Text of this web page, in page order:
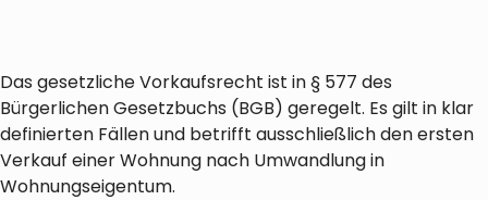
Das gesetzliche Vorkaufsrecht ist in § 577 des
Bürgerlichen Gesetzbuchs (BGB) geregelt. Es gilt in klar
definierten Fällen und betrifft ausschließlich den ersten
Verkauf einer Wohnung nach Umwandlung in
Wohnungseigentum.